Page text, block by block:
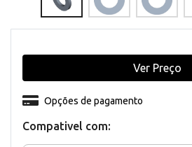
Compativel com:
Opções de pagamento
Ver Preço